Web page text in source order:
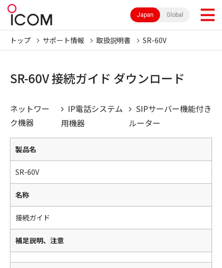
Japan Global
トップ サポート情報 取扱説明書 SR-60V
SR-60V 接続ガイド ダウンロード
ネットワー
ク機器
IP電話システム
用機器
SIPサーバー機能付き
ルーター
製品名
SR-60V
名称
接続ガイド
補足説明、注意